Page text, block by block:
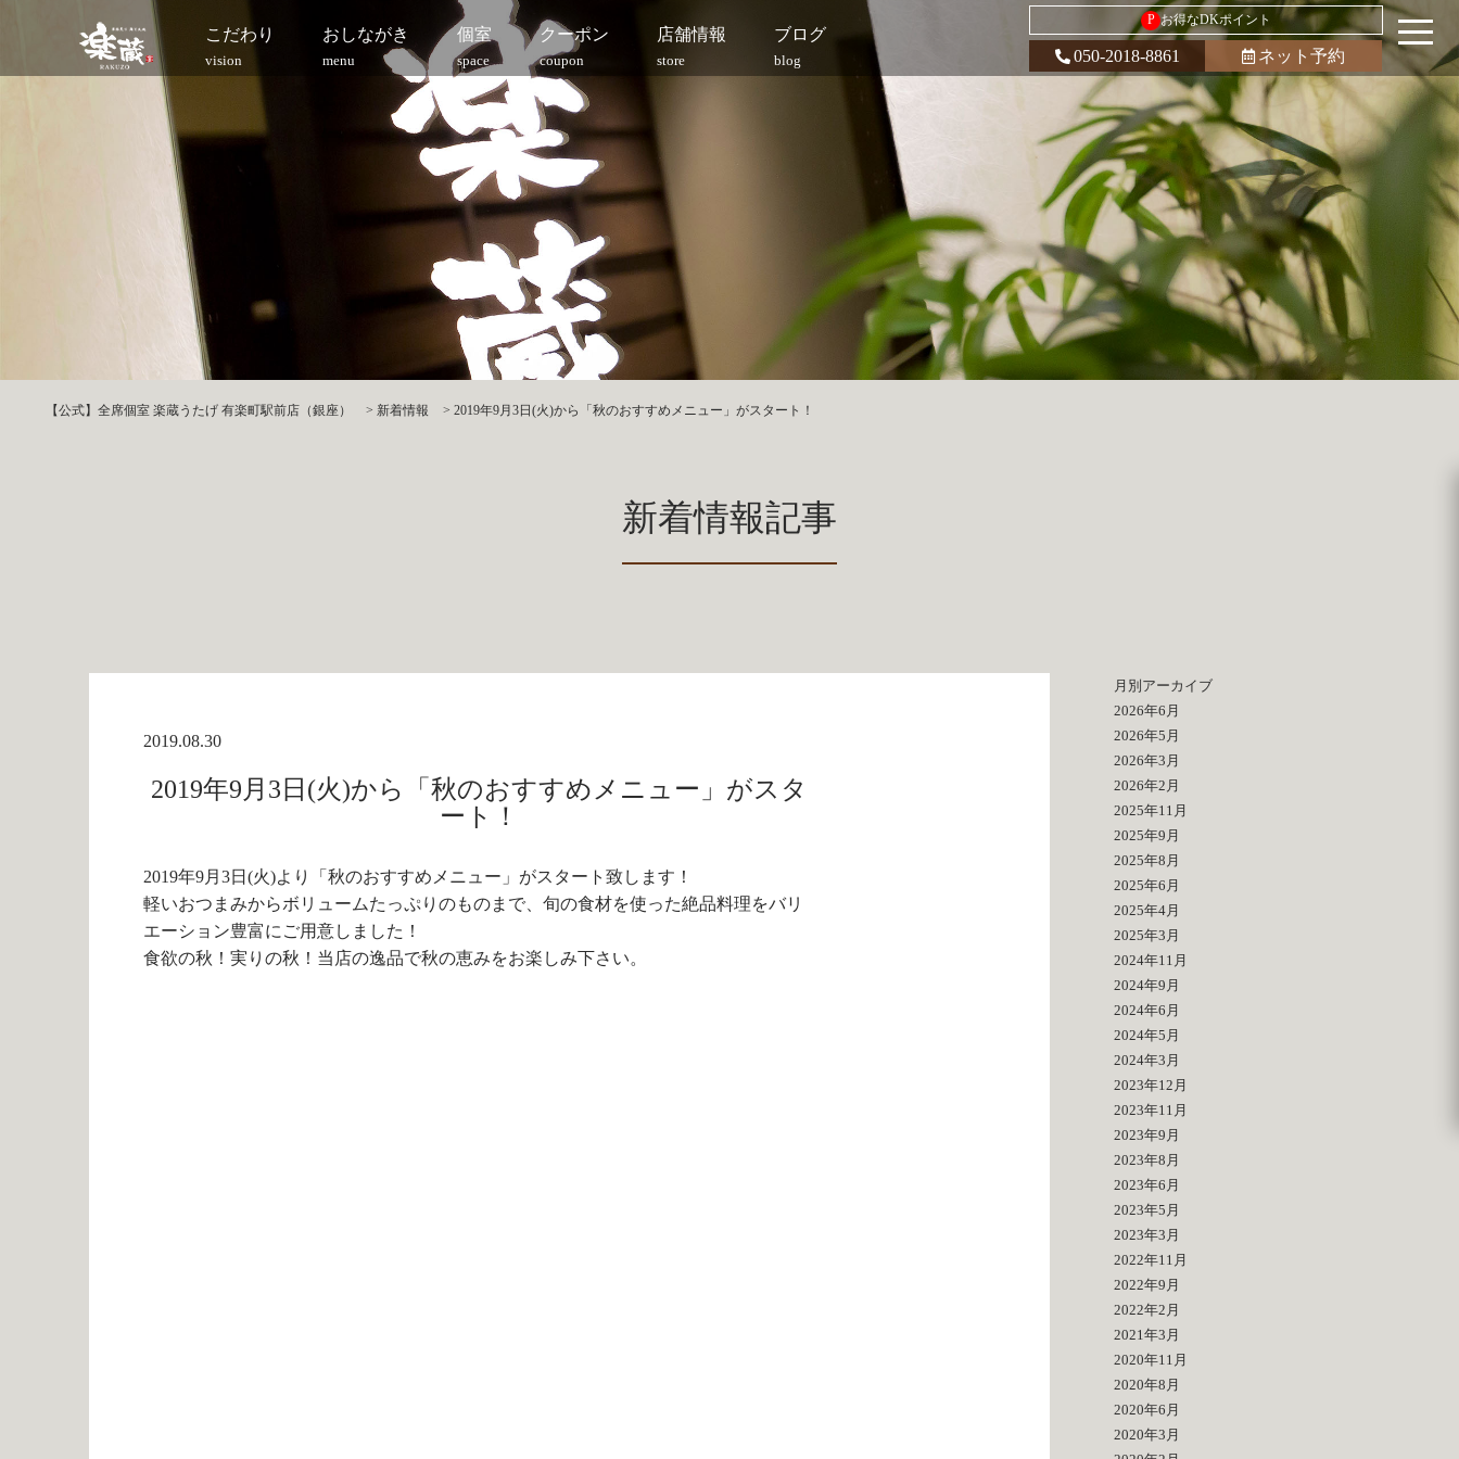
こだわり
vision
おしながき
menu
個室
space
クーポン
coupon
店舗情報
store
ブログ
blog
P お得なDKポイント
050-2018-8861 ネット予約
【公式】全席個室 楽蔵うたげ 有楽町駅前店（銀座） > 新着情報 > 2019年9月3日(火)から「秋のおすすめメニュー」がスタート！
新着情報記事
2019.08.30
2019年9月3日(火)から「秋のおすすめメニュー」がスタ
ート！
2019年9月3日(火)より「秋のおすすめメニュー」がスタート致します！
軽いおつまみからボリュームたっぷりのものまで、旬の食材を使った絶品料理をバリ
エーション豊富にご用意しました！
食欲の秋！実りの秋！当店の逸品で秋の恵みをお楽しみ下さい。
月別アーカイブ
2026年6月
2026年5月
2026年3月
2026年2月
2025年11月
2025年9月
2025年8月
2025年6月
2025年4月
2025年3月
2024年11月
2024年9月
2024年6月
2024年5月
2024年3月
2023年12月
2023年11月
2023年9月
2023年8月
2023年6月
2023年5月
2023年3月
2022年11月
2022年9月
2022年2月
2021年3月
2020年11月
2020年8月
2020年6月
2020年3月